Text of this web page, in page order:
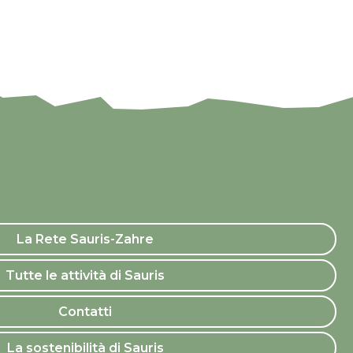
La Rete Sauris-Zahre
Tutte le attività di Sauris
Contatti
La sostenibilità di Sauris